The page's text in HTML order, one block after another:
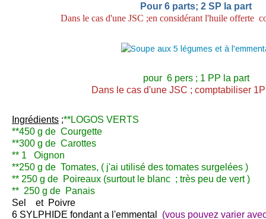
Pour 6 parts; 2 SP la part
Dans le cas d'une JSC ;en considérant l'huile offerte
pour 6 pers ; 1 PP la part
Dans le cas d'une JSC ; comptabiliser
Ingrédients ;**LOGOS VERTS
**450 g de Courgette
**300 g de Carottes
** 1 Oignon
**250 g de Tomates, ( j'ai utilisé des tomates surgelées )
** 250 g de Poireaux (surtout le blanc ; très peu de vert )
** 250 g de Panais
Sel et Poivre
6 SYLPHIDE fondant a l'emmental (vous pouvez varier